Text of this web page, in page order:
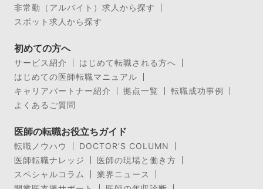
非常勤（アルバイト）求人から探す
スポット求人から探す
初めての方へ
サービス紹介
はじめて転職される方へ
はじめての医師転職マニュアル
キャリアパートナー紹介
拠点一覧
転職成功事例
よくあるご質問
医師の転職お役立ちガイド
転職ノウハウ
DOCTOR’S COLUMN
医師転職ナレッジ
医師の現場と働き方
スペシャルコラム
業界ニュース